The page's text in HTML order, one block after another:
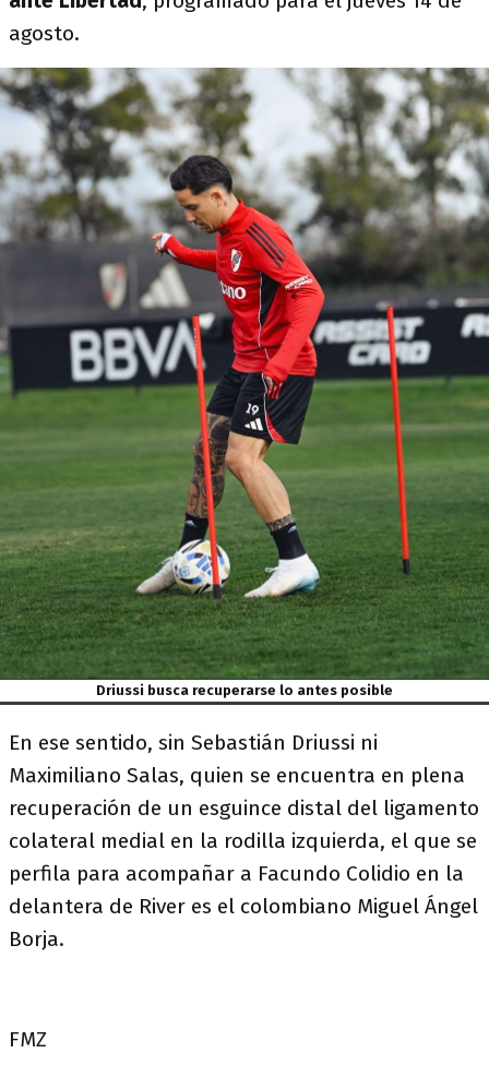
agosto.
Driussi busca recuperarse lo antes posible
En ese sentido, sin Sebastián Driussi ni
Maximiliano Salas, quien se encuentra en plena
recuperación de un esguince distal del ligamento
colateral medial en la rodilla izquierda, el que se
perfila para acompañar a Facundo Colidio en la
delantera de River es el colombiano Miguel Ángel
Borja.
FMZ